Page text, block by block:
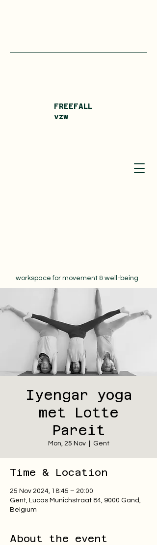
FREEFALL
vzw
workspace for movement & well-being
Iyengar yoga
met Lotte
Pareit
Mon, 25 Nov
  |
Gent
Time & Location
25 Nov 2024, 18:45 – 20:00
Gent, Lucas Munichstraat 84, 9000 Gand,
Belgium
About the event